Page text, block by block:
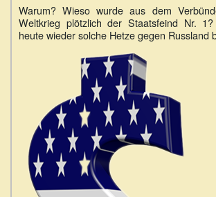
Warum? Wieso wurde aus dem
Weltkrieg plötzlich der Staatsfeind Nr.
heute wieder solche Hetze gegen Russland